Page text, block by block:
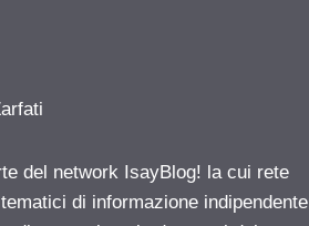
del network IsayBlog! la cui rete
di informazione indipendente